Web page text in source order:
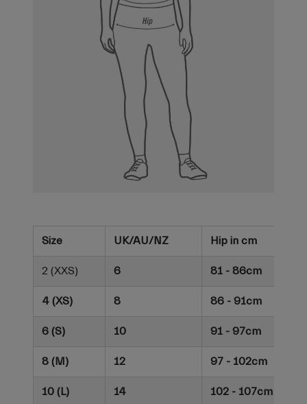
Size UK/AU/NZ Hip in cm
2 (XXS) 6 81 - 86cm
4 (XS) 8 86 - 91cm
6 (S) 10 91 - 97cm
8 (M) 12 97 - 102cm
10 (L) 14 102 - 107cm